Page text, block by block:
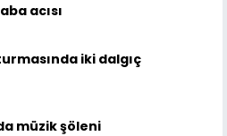
acısı
iki dalgıç
müzik şöleni